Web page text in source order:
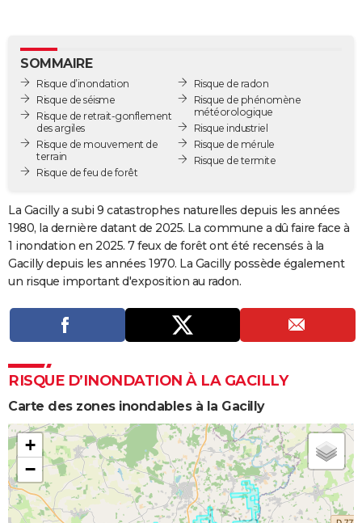
GUIDES D'ACHAT
BONS PLANS
CARTE DE VOEUX
Carte de Noël
Carte Bonne année
Carte Saint-Valentin
Carte Pâques
Carte d'anniversaire
DICTIONNAIRE
Dictionnaire
Biographies
Citations
Expressions
Proverbes
COPAINS D'AVANT
S'inscrire
Se connecter
Lycées
Collèges
Primaires
Universités
Entreprises
Service militaire
Avis de recherche
AVIS DE DÉCÈS
FORUM
Bricolage
Lifestyle
Culture
Sport
Auto
Television
Voyage
Cinema
SOMMAIRE
Risque d’inondation
Risque de séisme
Risque de retrait-gonflement
des argiles
Risque de mouvement de
terrain
Risque de feu de forêt
Risque de radon
Risque de phénomène
météorologique
Risque industriel
Risque de mérule
Risque de termite
La Gacilly a subi 9 catastrophes naturelles depuis les années
1980, la dernière datant de 2025. La commune a dû faire face à
1 inondation en 2025. 7 feux de forêt ont été recensés à la
Gacilly depuis les années 1970. La Gacilly possède également
un risque important d'exposition au radon.
RISQUE D’INONDATION À LA GACILLY
Carte des zones inondables à la Gacilly
+
−